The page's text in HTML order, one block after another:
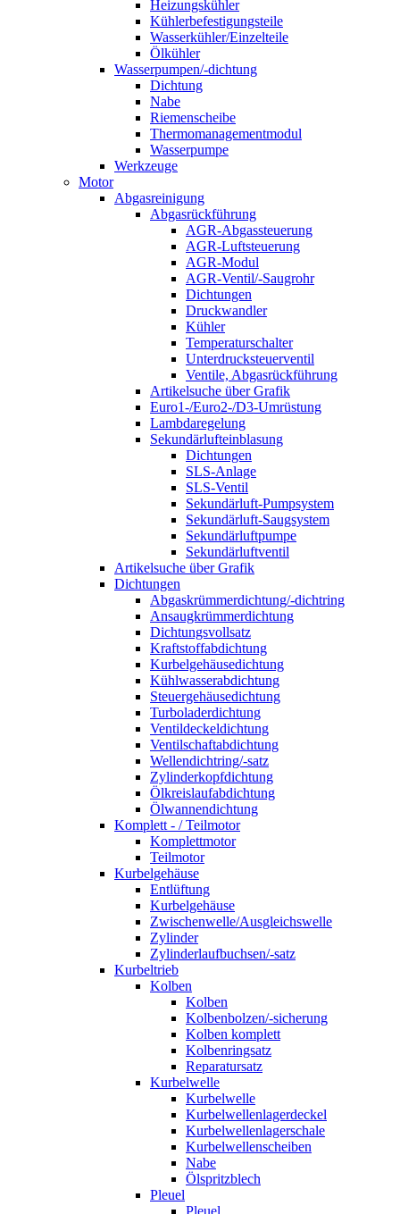
Heizungskühler
Kühlerbefestigungsteile
Wasserkühler/Einzelteile
Ölkühler
Wasserpumpen/-dichtung
Dichtung
Nabe
Riemenscheibe
Thermomanagementmodul
Wasserpumpe
Werkzeuge
Motor
Abgasreinigung
Abgasrückführung
AGR-Abgassteuerung
AGR-Luftsteuerung
AGR-Modul
AGR-Ventil/-Saugrohr
Dichtungen
Druckwandler
Kühler
Temperaturschalter
Unterdrucksteuerventil
Ventile, Abgasrückführung
Artikelsuche über Grafik
Euro1-/Euro2-/D3-Umrüstung
Lambdaregelung
Sekundärlufteinblasung
Dichtungen
SLS-Anlage
SLS-Ventil
Sekundärluft-Pumpsystem
Sekundärluft-Saugsystem
Sekundärluftpumpe
Sekundärluftventil
Artikelsuche über Grafik
Dichtungen
Abgaskrümmerdichtung/-dichtring
Ansaugkrümmerdichtung
Dichtungsvollsatz
Kraftstoffabdichtung
Kurbelgehäusedichtung
Kühlwasserabdichtung
Steuergehäusedichtung
Turboladerdichtung
Ventildeckeldichtung
Ventilschaftabdichtung
Wellendichtring/-satz
Zylinderkopfdichtung
Ölkreislaufabdichtung
Ölwannendichtung
Komplett - / Teilmotor
Komplettmotor
Teilmotor
Kurbelgehäuse
Entlüftung
Kurbelgehäuse
Zwischenwelle/Ausgleichswelle
Zylinder
Zylinderlaufbuchsen/-satz
Kurbeltrieb
Kolben
Kolben
Kolbenbolzen/-sicherung
Kolben komplett
Kolbenringsatz
Reparatursatz
Kurbelwelle
Kurbelwelle
Kurbelwellenlagerdeckel
Kurbelwellenlagerschale
Kurbelwellenscheiben
Nabe
Ölspritzblech
Pleuel
Pleuel